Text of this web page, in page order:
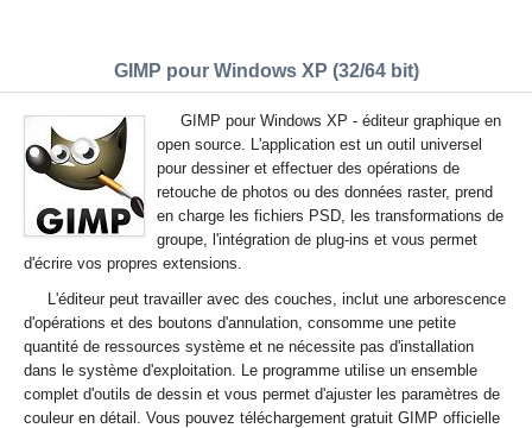
GIMP pour Windows XP (32/64 bit)
GIMP pour Windows XP - éditeur graphique en
open source. L'application est un outil universel
pour dessiner et effectuer des opérations de
retouche de photos ou des données raster, prend
en charge les fichiers PSD, les transformations de
groupe, l'intégration de plug-ins et vous permet
d'écrire vos propres extensions.
L'éditeur peut travailler avec des couches, inclut une arborescence
d'opérations et des boutons d'annulation, consomme une petite
quantité de ressources système et ne nécessite pas d'installation
dans le système d'exploitation. Le programme utilise un ensemble
complet d'outils de dessin et vous permet d'ajuster les paramètres de
couleur en détail. Vous pouvez téléchargement gratuit GIMP officielle